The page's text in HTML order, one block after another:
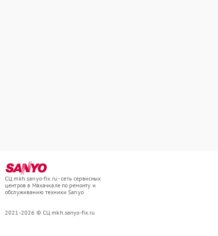
СЦ mkh.sanyo-fix.ru - сеть сервисных
центров в Махачкале по ремонту и
обслуживанию техники Sanyo
2021-2026 © СЦ mkh.sanyo-fix.ru